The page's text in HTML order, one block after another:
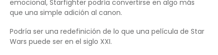
emocional, Starfighter podría convertirse en algo más
que una simple adición al canon.
Podría ser una redefinición de lo que una película de Star
Wars puede ser en el siglo XXI.